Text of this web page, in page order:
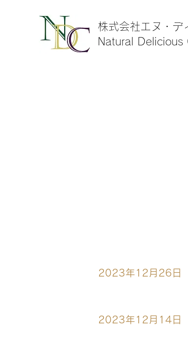
株式会社エヌ・デ
Natural Delicious
2023年12月26日
2023年12月14日